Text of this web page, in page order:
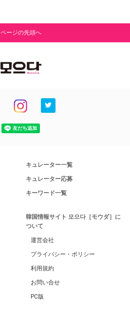
ページの先頭へ
キュレーター一覧
キュレーター応募
キーワード一覧
韓国情報サイト 모으다［モウダ］に
ついて
運営会社
プライバシー・ポリシー
利用規約
お問い合せ
PC版